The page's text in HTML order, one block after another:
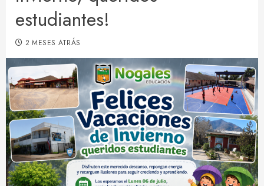
estudiantes!
2 MESES ATRÁS